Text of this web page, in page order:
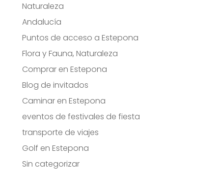
Naturaleza
Andalucía
Puntos de acceso a Estepona
Flora y Fauna, Naturaleza
Comprar en Estepona
Blog de invitados
Caminar en Estepona
eventos de festivales de fiesta
transporte de viajes
Golf en Estepona
Sin categorizar